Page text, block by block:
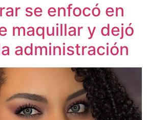
se enfocó en
maquillar y dejó
administración